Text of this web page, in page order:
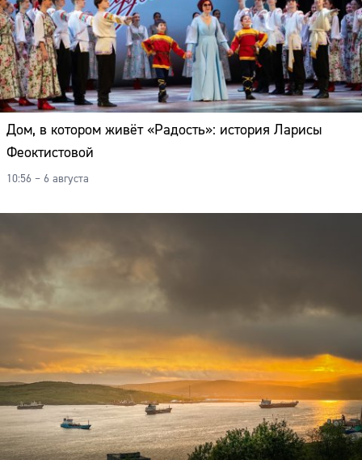
Дом, в котором живёт «Радость»: история Ларисы
Феоктистовой
10:56 – 6 августа